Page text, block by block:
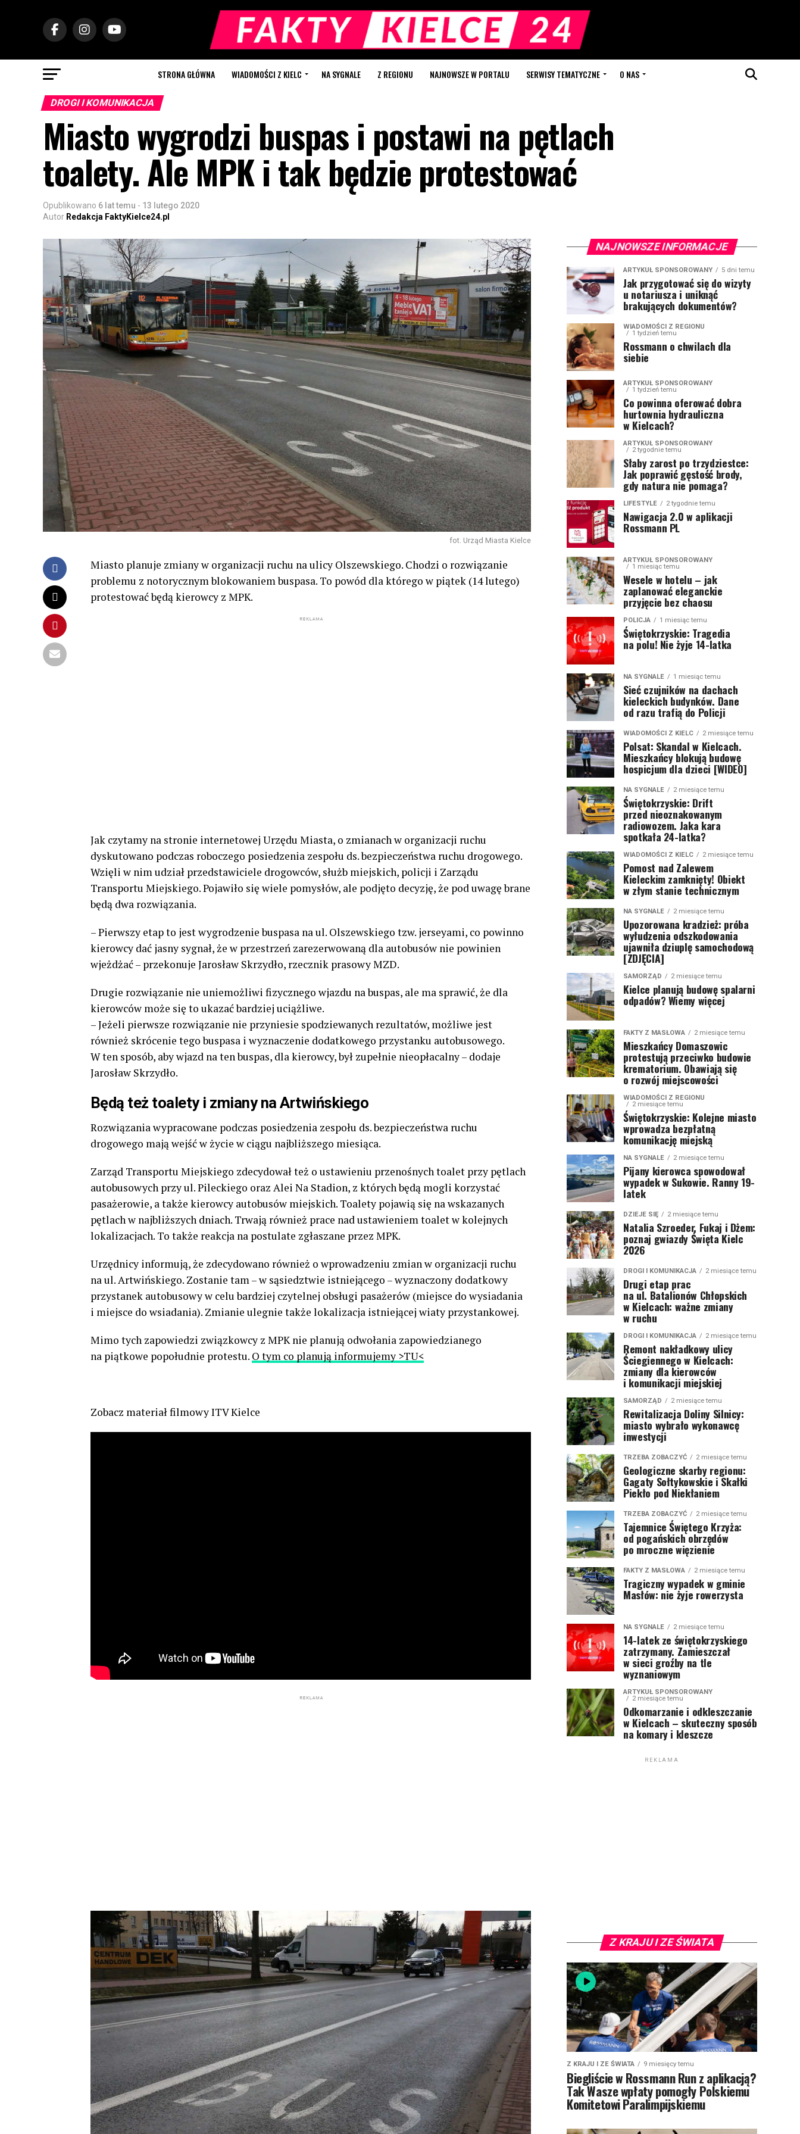
STRONA GŁÓWNA WIADOMOŚCI Z KIELC NA SYGNALE Z REGIONU NAJNOWSZE W PORTALU SERWISY TEMATYCZNE O NAS
DROGI I KOMUNIKACJA
Miasto wygrodzi buspas i postawi na pętlach
toalety. Ale MPK i tak będzie protestować
Opublikowano 6 lat temu - 13 lutego 2020
Autor Redakcja FaktyKielce24.pl
fot. Urząd Miasta Kielce
Miasto planuje zmiany w organizacji ruchu na ulicy Olszewskiego. Chodzi o rozwiązanie
problemu z notorycznym blokowaniem buspasa. To powód dla którego w piątek (14 lutego)
protestować będą kierowcy z MPK.
Jak czytamy na stronie internetowej Urzędu Miasta, o zmianach w organizacji ruchu
dyskutowano podczas roboczego posiedzenia zespołu ds. bezpieczeństwa ruchu drogowego.
Wzięli w nim udział przedstawiciele drogowców, służb miejskich, policji i Zarządu
Transportu Miejskiego. Pojawiło się wiele pomysłów, ale podjęto decyzję, że pod uwagę brane
będą dwa rozwiązania.
– Pierwszy etap to jest wygrodzenie buspasa na ul. Olszewskiego tzw. jerseyami, co powinno
kierowcy dać jasny sygnał, że w przestrzeń zarezerwowaną dla autobusów nie powinien
wjeżdżać – przekonuje Jarosław Skrzydło, rzecznik prasowy MZD.
Drugie rozwiązanie nie uniemożliwi fizycznego wjazdu na buspas, ale ma sprawić, że dla
kierowców może się to ukazać bardziej uciążliwe.
– Jeżeli pierwsze rozwiązanie nie przyniesie spodziewanych rezultatów, możliwe jest
również skrócenie tego buspasa i wyznaczenie dodatkowego przystanku autobusowego.
W ten sposób, aby wjazd na ten buspas, dla kierowcy, był zupełnie nieopłacalny – dodaje
Jarosław Skrzydło.
Będą też toalety i zmiany na Artwińskiego
Rozwiązania wypracowane podczas posiedzenia zespołu ds. bezpieczeństwa ruchu
drogowego mają wejść w życie w ciągu najbliższego miesiąca.
Zarząd Transportu Miejskiego zdecydował też o ustawieniu przenośnych toalet przy pętlach
autobusowych przy ul. Pileckiego oraz Alei Na Stadion, z których będą mogli korzystać
pasażerowie, a także kierowcy autobusów miejskich. Toalety pojawią się na wskazanych
pętlach w najbliższych dniach. Trwają również prace nad ustawieniem toalet w kolejnych
lokalizacjach. To także reakcja na postulate zgłaszane przez MPK.
Urzędnicy informują, że zdecydowano również o wprowadzeniu zmian w organizacji ruchu
na ul. Artwińskiego. Zostanie tam – w sąsiedztwie istniejącego – wyznaczony dodatkowy
przystanek autobusowy w celu bardziej czytelnej obsługi pasażerów (miejsce do wysiadania
i miejsce do wsiadania). Zmianie ulegnie także lokalizacja istniejącej wiaty przystankowej.
Mimo tych zapowiedzi związkowcy z MPK nie planują odwołania zapowiedzianego
na piątkowe popołudnie protestu. O tym co planują informujemy >TU<
Zobacz materiał filmowy ITV Kielce
NAJNOWSZE INFORMACJE
ARTYKUŁ SPONSOROWANY 5 dni temu
Jak przygotować się do wizyty
u notariusza i uniknąć
brakujących dokumentów?
WIADOMOŚCI Z REGIONU
1 tydzień temu
Rossmann o chwilach dla
siebie
ARTYKUŁ SPONSOROWANY
1 tydzień temu
Co powinna oferować dobra
hurtownia hydrauliczna
w Kielcach?
ARTYKUŁ SPONSOROWANY
2 tygodnie temu
Słaby zarost po trzydziestce:
Jak poprawić gęstość brody,
gdy natura nie pomaga?
LIFESTYLE 2 tygodnie temu
Nawigacja 2.0 w aplikacji
Rossmann PL
ARTYKUŁ SPONSOROWANY
1 miesiąc temu
Wesele w hotelu – jak
zaplanować eleganckie
przyjęcie bez chaosu
POLICJA 1 miesiąc temu
Świętokrzyskie: Tragedia
na polu! Nie żyje 14-latka
NA SYGNALE 1 miesiąc temu
Sieć czujników na dachach
kieleckich budynków. Dane
od razu trafią do Policji
WIADOMOŚCI Z KIELC 2 miesiące temu
Polsat: Skandal w Kielcach.
Mieszkańcy blokują budowę
hospicjum dla dzieci [WIDEO]
NA SYGNALE 2 miesiące temu
Świętokrzyskie: Drift
przed nieoznakowanym
radiowozem. Jaka kara
spotkała 24-latka?
WIADOMOŚCI Z KIELC 2 miesiące temu
Pomost nad Zalewem
Kieleckim zamknięty! Obiekt
w złym stanie technicznym
NA SYGNALE 2 miesiące temu
Upozorowana kradzież: próba
wyłudzenia odszkodowania
ujawniła dziuplę samochodową
[ZDJĘCIA]
SAMORZĄD 2 miesiące temu
Kielce planują budowę spalarni
odpadów? Wiemy więcej
FAKTY Z MASŁOWA 2 miesiące temu
Mieszkańcy Domaszowic
protestują przeciwko budowie
krematorium. Obawiają się
o rozwój miejscowości
WIADOMOŚCI Z REGIONU
2 miesiące temu
Świętokrzyskie: Kolejne miasto
wprowadza bezpłatną
komunikację miejską
NA SYGNALE 2 miesiące temu
Pijany kierowca spowodował
wypadek w Sukowie. Ranny 19-
latek
DZIEJE SIĘ 2 miesiące temu
Natalia Szroeder, Fukaj i Dżem:
poznaj gwiazdy Święta Kielc
2026
DROGI I KOMUNIKACJA 2 miesiące temu
Drugi etap prac
na ul. Batalionów Chłopskich
w Kielcach: ważne zmiany
w ruchu
DROGI I KOMUNIKACJA 2 miesiące temu
Remont nakładkowy ulicy
Ściegiennego w Kielcach:
zmiany dla kierowców
i komunikacji miejskiej
SAMORZĄD 2 miesiące temu
Rewitalizacja Doliny Silnicy:
miasto wybrało wykonawcę
inwestycji
TRZEBA ZOBACZYĆ 2 miesiące temu
Geologiczne skarby regionu:
Gagaty Sołtykowskie i Skałki
Piekło pod Niekłaniem
TRZEBA ZOBACZYĆ 2 miesiące temu
Tajemnice Świętego Krzyża:
od pogańskich obrzędów
po mroczne więzienie
FAKTY Z MASŁOWA 2 miesiące temu
Tragiczny wypadek w gminie
Masłów: nie żyje rowerzysta
NA SYGNALE 2 miesiące temu
14-latek ze świętokrzyskiego
zatrzymany. Zamieszczał
w sieci groźby na tle
wyznaniowym
ARTYKUŁ SPONSOROWANY
2 miesiące temu
Odkomarzanie i odkleszczanie
w Kielcach – skuteczny sposób
na komary i kleszcze
REKLAMA
Z KRAJU I ZE ŚWIATA
Z KRAJU I ZE ŚWIATA 9 miesięcy temu
Biegliście w Rossmann Run z aplikacją?
Tak Wasze wpłaty pomogły Polskiemu
Komitetowi Paralimpijskiemu